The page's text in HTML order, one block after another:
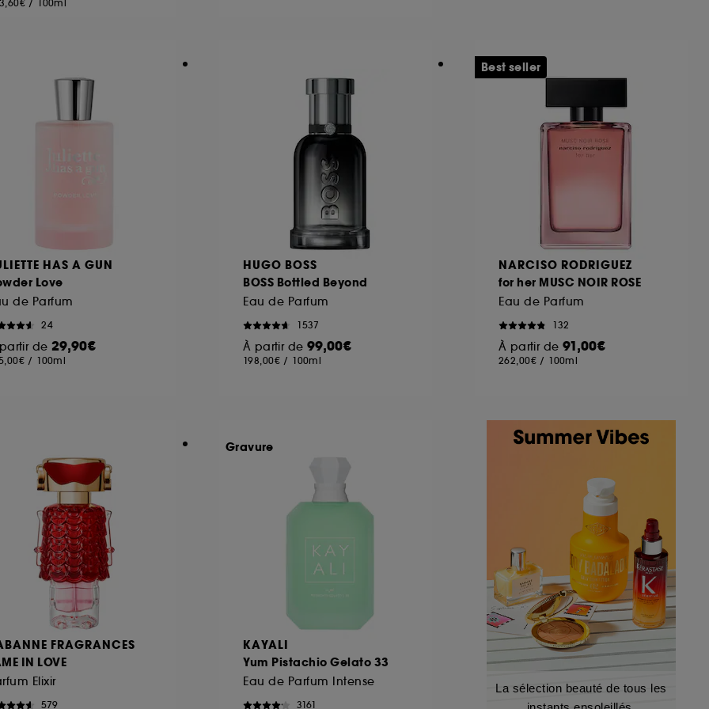
/ 100ml
HAS A GUN
Love
de Parfum
24
de 29,90€
/ 100ml
HUGO BOSS
BOSS Bottled Beyond
Eau de Parfum
1537
À partir de 99,00€
198,00€ / 100ml
NARCISO RODRIGUEZ
for her MUSC NOIR ROSE
Eau de Parfum
132
À partir de 91,00€
262,00€ / 100ml
Best seller
FRAGRANCES
IN LOVE
Elixir
579
KAYALI
Yum Pistachio Gelato 33
Eau de Parfum Intense
3161
Gravure
La sélection beauté de tous les
et la lecture de ces traceurs requiert votre accord. Vous pouvez personnaliser vos choix concernant
mes choix" ci-dessous ou décider de "tout accepter". Sephora pourra associer les
Cookies, pour les finalités acceptées, avec les données personnelles collectées ou générées lors
refuser tous les cookies, cliques sur "continuer sans accepter". Voous pouvez à tout moment choisir
obtenir plus d'information sur les cookies utilisés,cliquez